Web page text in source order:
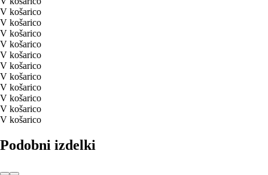
V košarico
V košarico
V košarico
V košarico
V košarico
V košarico
V košarico
V košarico
V košarico
V košarico
V košarico
Podobni izdelki